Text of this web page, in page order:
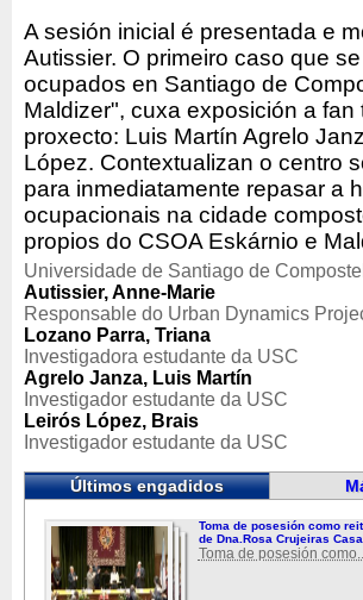
A sesión inicial é presentada e
Autissier. O primeiro caso que
ocupados en Santiago de
Maldizer", cuxa exposición a
proxecto: Luis Martín Agrelo
López. Contextualizan o centro
para inmediatamente repasar a
ocupacionais na cidade
propios do CSOA Eskárnio e
Universidade de Santiago de
Autissier, Anne-Marie
Responsable do Urban Dynamics
Lozano Parra, Triana
Investigadora estudante da USC
Agrelo Janza, Luis Martín
Investigador estudante da USC
Leirós López, Brais
Investigador estudante da USC
Últimos engadidos
Toma de posesión como
de Dna.Rosa Crujeiras
Toma de posesión